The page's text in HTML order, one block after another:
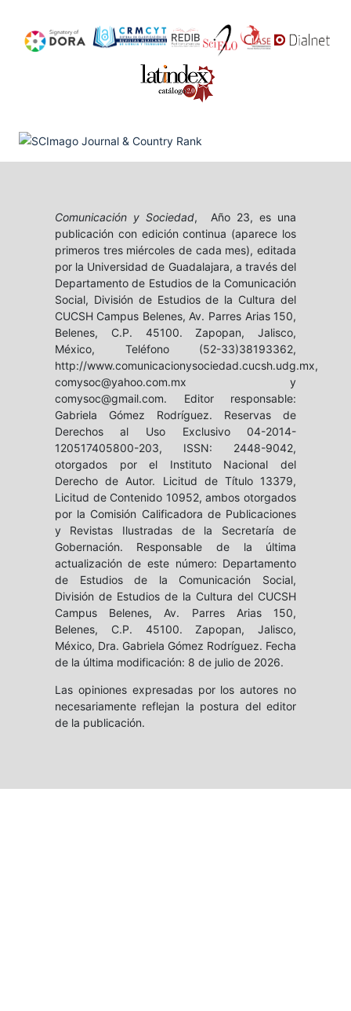
Comunicación y Sociedad, Año 23, es una
publicación con edición continua (aparece los
primeros tres miércoles de cada mes), editada
por la Universidad de Guadalajara, a través del
Departamento de Estudios de la Comunicación
Social, División de Estudios de la Cultura del
CUCSH Campus Belenes, Av. Parres Arias 150,
Belenes, C.P. 45100. Zapopan, Jalisco,
México, Teléfono (52-33)38193362,
http://www.comunicacionysociedad.cucsh.udg.mx,
comysoc@yahoo.com.mx y
comysoc@gmail.com. Editor responsable:
Gabriela Gómez Rodríguez. Reservas de
Derechos al Uso Exclusivo 04-2014-
120517405800-203, ISSN: 2448-9042,
otorgados por el Instituto Nacional del
Derecho de Autor. Licitud de Título 13379,
Licitud de Contenido 10952, ambos otorgados
por la Comisión Calificadora de Publicaciones
y Revistas Ilustradas de la Secretaría de
Gobernación. Responsable de la última
actualización de este número: Departamento
de Estudios de la Comunicación Social,
División de Estudios de la Cultura del CUCSH
Campus Belenes, Av. Parres Arias 150,
Belenes, C.P. 45100. Zapopan, Jalisco,
México, Dra. Gabriela Gómez Rodríguez. Fecha
de la última modificación: 8 de julio de 2026.
Las opiniones expresadas por los autores no
necesariamente reflejan la postura del editor
de la publicación.